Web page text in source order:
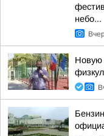
небо...
Новую